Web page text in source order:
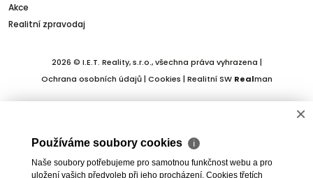
Akce
Realitní zpravodaj
2026 © I.E.T. Reality, s.r.o., všechna práva vyhrazena |
Ochrana osobních údajů| Cookies | Realitní SW Realman
×
Používáme soubory cookies ℹ
Naše soubory potřebujeme pro samotnou funkčnost webu a pro
uložení vašich předvoleb při jeho procházení. Cookies třetích